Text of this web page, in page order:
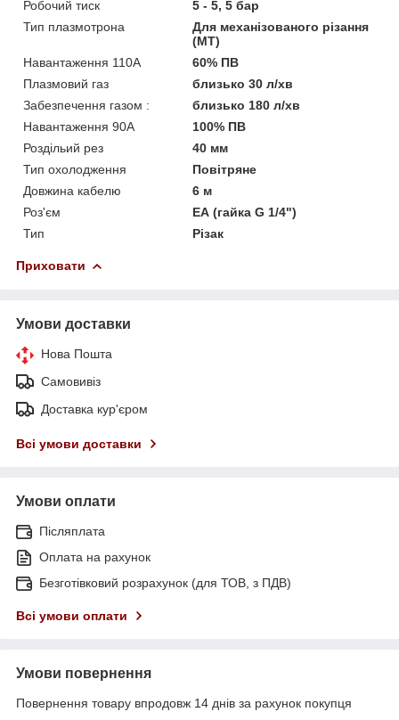
Робочий тиск
5 - 5, 5 бар
Тип плазмотрона
Для механізованого різання
(МТ)
Навантаження 110А
60% ПВ
Плазмовий газ
близько 30 л/хв
Забезпечення газом :
близько 180 л/хв
Навантаження 90А
100% ПВ
Роздільий рез
40 мм
Тип охолодження
Повітряне
Довжина кабелю
6 м
Роз'єм
ЕА (гайка G 1/4")
Тип
Різак
Приховати
Умови доставки
Нова Пошта
Самовивіз
Доставка кур'єром
Всі умови доставки
Умови оплати
Післяплата
Оплата на рахунок
Безготівковий розрахунок (для ТОВ, з ПДВ)
Всі умови оплати
Умови повернення
Повернення товару впродовж 14 днів за рахунок покупця